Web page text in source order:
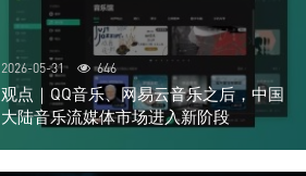
2026-05-31 646
观点｜QQ音乐、网易云音乐之后，中国
大陆音乐流媒体市场进入新阶段